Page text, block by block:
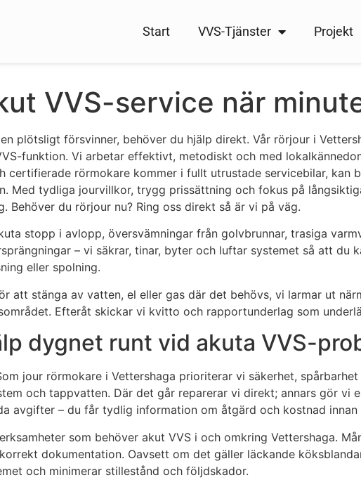
Start VVS-Tjänster Projekt
VVS-service när
plötsligt försvinner, behöver du hjälp direkt. Vår rörjour i
funktion. Vi arbetar effektivt, metodiskt och med
rörmokare kommer i fullt utrustade servicebilar, kan
Med tydliga jourvillkor, trygg prissättning och fokus på
du rörjour nu? Ring oss direkt så är vi på väg.
stopp i avlopp, översvämningar från golvbrunnar, trasiga
– vi säkrar, tinar, byter och luftar systemet så att du
eller spolning.
att stänga av vatten, el eller gas där det behövs, vi larmar ut
Efteråt skickar vi kvitto och rapportunderlag som
dygnet runt vid akuta VVS-
jour rörmokare i Vettershaga prioriterar vi säkerhet,
och tappvatten. Där det går reparerar vi direkt; annars gör vi
avgifter – du får tydlig information om åtgärd och kostnad
som behöver akut VVS i och omkring Vettershaga.
dokumentation. Oavsett om det gäller läckande
och minimerar stillestånd och följdskador.